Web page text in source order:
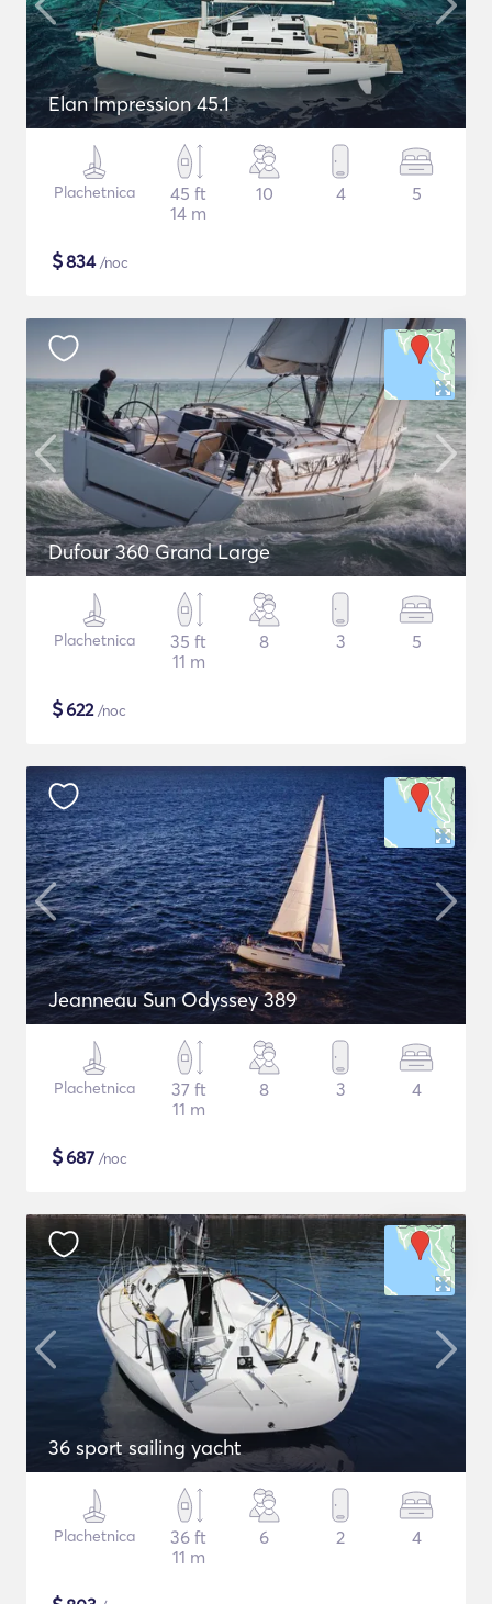
Elan Impression 45.1
Plachetnica
45 ft
14 m
10 4 5
$834/noc
Dufour 360 Grand Large
Plachetnica
35 ft
11 m
8 3 5
$622/noc
Jeanneau Sun Odyssey 389
Plachetnica
37 ft
11 m
8 3 4
$687 /noc
36 sport sailing yacht
Plachetnica
36 ft
11 m
6 2 4